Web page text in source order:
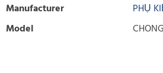
Manufacturer
PHỤ
Model